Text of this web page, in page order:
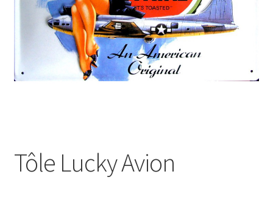
Politique de confidentialité
Une histoire de plaques émaillées
Tôle Lucky Avion